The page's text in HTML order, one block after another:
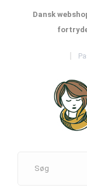
Dansk